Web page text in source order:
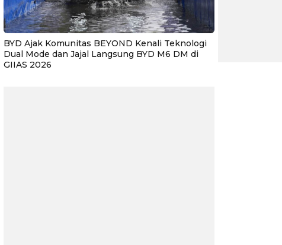
BYD Ajak Komunitas BEYOND Kenali Teknologi
Dual Mode dan Jajal Langsung BYD M6 DM di
GIIAS 2026